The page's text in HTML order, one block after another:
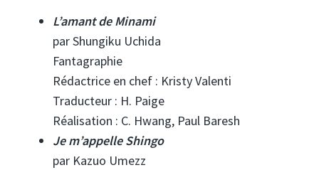
L’amant de Minami
par Shungiku Uchida
Fantagraphie
Rédactrice en chef : Kristy Valenti
Traducteur : H. Paige
Réalisation : C. Hwang, Paul Baresh
Je m’appelle Shingo
par Kazuo Umezz